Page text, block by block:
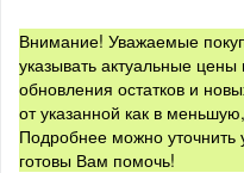
Внимание! Уважаемые
указывать актуальные
обновления остатков и
от указанной как в
Подробнее можно
готовы Вам помочь!